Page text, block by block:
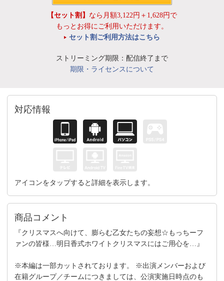
【セット割】 なら月額3,122円＋1,628円で
もっとお得にご利用いただけます。
セット割ご利用方法はこちら
ストリーミング期限：配信終了まで
期限・ライセンスについて
対応情報
アイコンをタップすると詳細を表示します。
商品コメント
『クリスマスへ向けて、膨らむ乙女たちの妄想☆もっちーフ
ァンの皆様…明日香式ホワイトクリスマスにはご用心を…』
※本編は一部カットされております。 ※出演メンバーおよび
在籍グループ／チームにつきましては、公演実施日時点のも